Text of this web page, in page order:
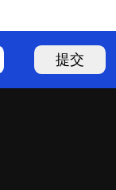
提交